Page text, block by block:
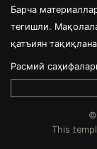
Барча
тегишли.
қатъиян
Расмий
©
This